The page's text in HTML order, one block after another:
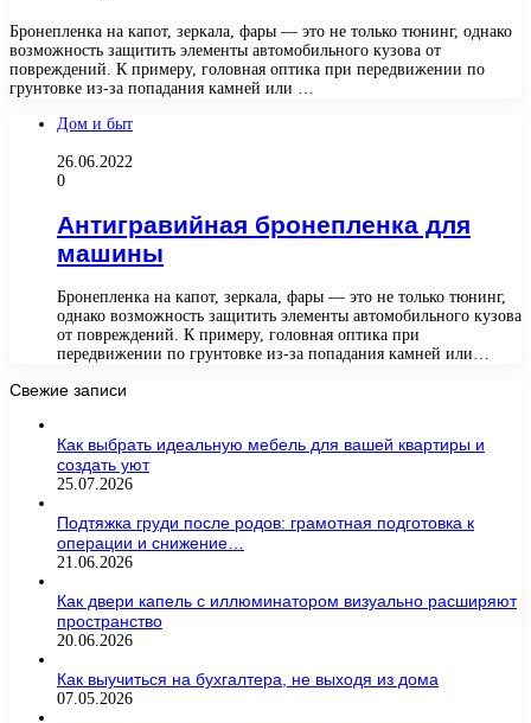
Бронепленка на капот, зеркала, фары — это не только тюнинг, однако
возможность защитить элементы автомобильного кузова от
повреждений. К примеру, головная оптика при передвижении по
грунтовке из-за попадания камней или …
Дом и быт
26.06.2022
0
Антигравийная бронепленка для
машины
Бронепленка на капот, зеркала, фары — это не только тюнинг,
однако возможность защитить элементы автомобильного кузова
от повреждений. К примеру, головная оптика при
передвижении по грунтовке из-за попадания камней или…
Свежие записи
Как выбрать идеальную мебель для вашей квартиры и
создать уют
25.07.2026
Подтяжка груди после родов: грамотная подготовка к
операции и снижение…
21.06.2026
Как двери капель с иллюминатором визуально расширяют
пространство
20.06.2026
Как выучиться на бухгалтера, не выходя из дома
07.05.2026